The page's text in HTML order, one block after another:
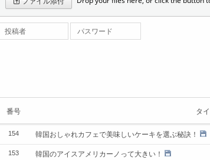
投稿者 パスワード
番号 タ
154 韓国おしゃれカフェで美味しいケーキを選ぶ秘訣！
153 韓国のアイスアメリカーノって大きい！